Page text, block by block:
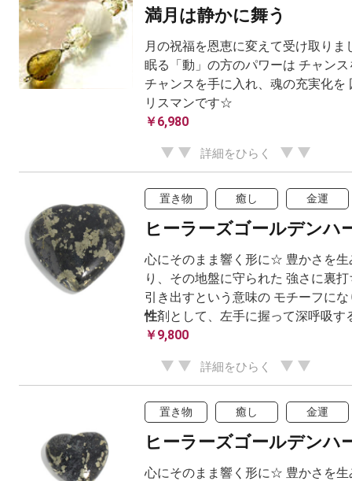
満月は静かに舞う
月の祝福を恩恵に変えて受け取りま
眠る「動」の方のパワーは チャン
チャンスを手に入れ、魂の充実化を
リスマンです☆
￥6,980
詳細をひらく
置き物 癒し 金運
ヒーラーズゴールデンハ
心にそのまま響く形に☆ 豊かさを生
り、その地盤に守られた 強さに裏
引き出すという意味の モチーフに
性剤として、左手に握って深呼吸
￥9,800
詳細をひらく
置き物 癒し 金運
ヒーラーズゴールデンハ
心にそのまま響く形に☆ 豊かさを生